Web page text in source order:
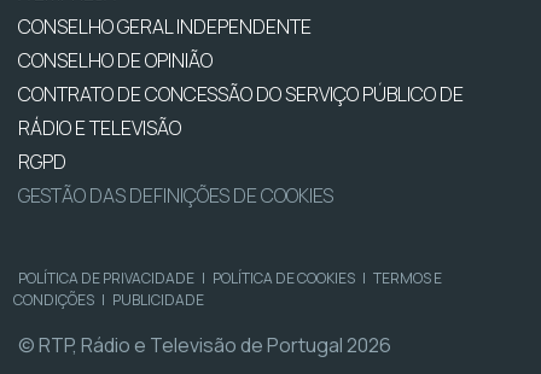
CONSELHO GERAL INDEPENDENTE
CONSELHO DE OPINIÃO
CONTRATO DE CONCESSÃO DO SERVIÇO PÚBLICO DE
RÁDIO E TELEVISÃO
RGPD
GESTÃO DAS DEFINIÇÕES DE COOKIES
POLÍTICA DE PRIVACIDADE | POLÍTICA DE COOKIES | TERMOS E
CONDIÇÕES | PUBLICIDADE
© RTP, Rádio e Televisão de Portugal 2026